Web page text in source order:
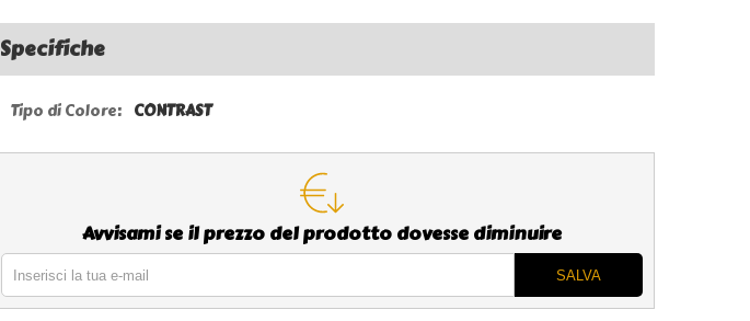
Specifiche
Tipo di Colore: CONTRAST
Avvisami se il prezzo del prodotto dovesse diminuire